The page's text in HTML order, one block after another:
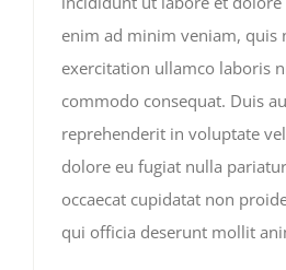
enim ad minim veniam, quis
exercitation ullamco laboris
commodo consequat. Duis
reprehenderit in voluptate
dolore eu fugiat nulla
occaecat cupidatat non
qui officia deserunt mollit